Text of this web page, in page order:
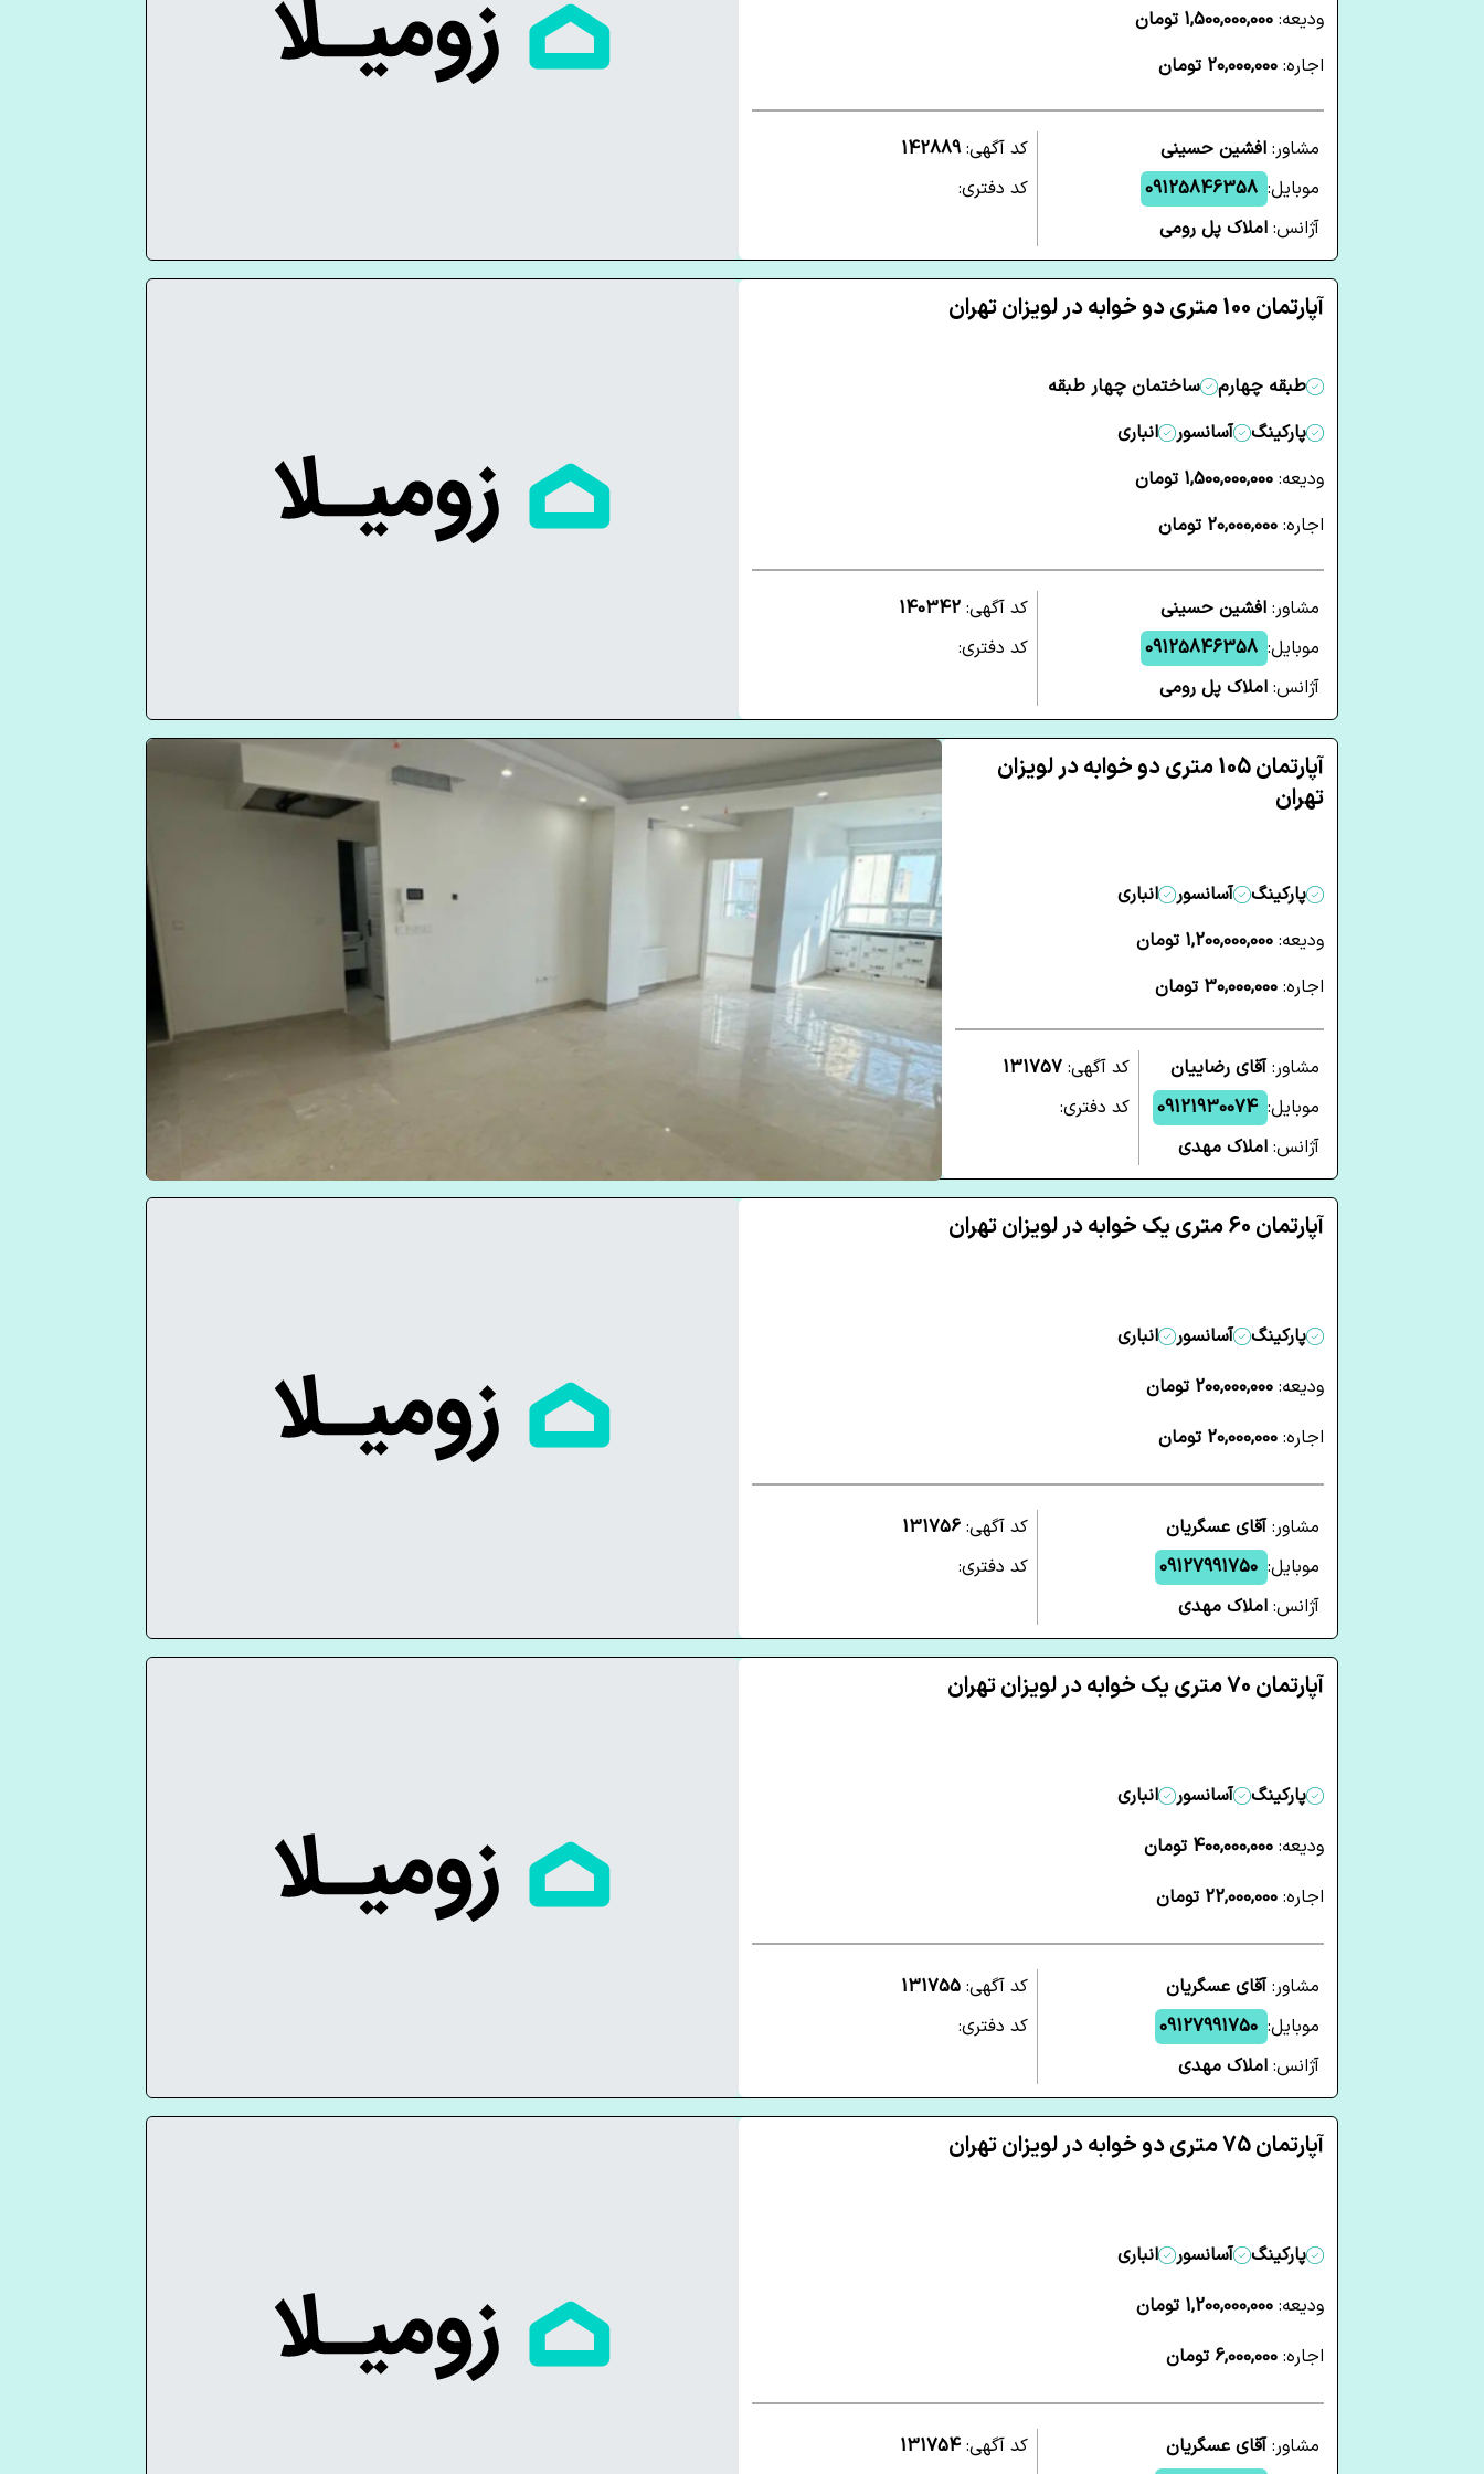
ودیعه: 1,500,000,000 تومان
اجاره: 20,000,000 تومان
مشاور: افشین حسینی
موبایل: 09125846358
آژانس: املاک پل رومی
کد آگهی:142889
کد دفتری:
آپارتمان 100 متری دو خوابه در لویزان تهران
طبقه چهارم
ساختمان چهار طبقه
پارکینگ
آسانسور
انباری
ودیعه: 1,500,000,000 تومان
اجاره: 20,000,000 تومان
مشاور: افشین حسینی
موبایل: 09125846358
آژانس: املاک پل رومی
کد آگهی: 140342
کد دفتری:
آپارتمان 105 متری دو خوابه در لویزان
تهران
پارکینگ آسانسور
انباری
ودیعه: 1,200,000,000 تومان
اجاره: 30,000,000 تومان
مشاور:آقای رضاییان
موبایل: 09121930074
آژانس: املاک مهدی
کد آگهی: 131757
کد دفتری:
آپارتمان 60 متری یک خوابه در لویزان تهران
پارکینگ آسانسور
انباری
ودیعه: 200,000,000 تومان
اجاره: 20,000,000 تومان
مشاور:آقای عسگریان
موبایل: 09127991750
آژانس: املاک مهدی
کد آگهی: 131756
کد دفتری:
آپارتمان 70 متری یک خوابه در لویزان تهران
پارکینگ آسانسور
انباری
ودیعه: 400,000,000 تومان
اجاره: 22,000,000 تومان
مشاور:آقای عسگریان
موبایل: 09127991750
آژانس: املاک مهدی
کد آگهی: 131755
کد دفتری:
آپارتمان 75 متری دو خوابه در لویزان تهران
پارکینگ آسانسور
انباری
ودیعه: 1,200,000,000 تومان
اجاره: 6,000,000 تومان
مشاور:آقای عسگریان
کد آگهی: 131754